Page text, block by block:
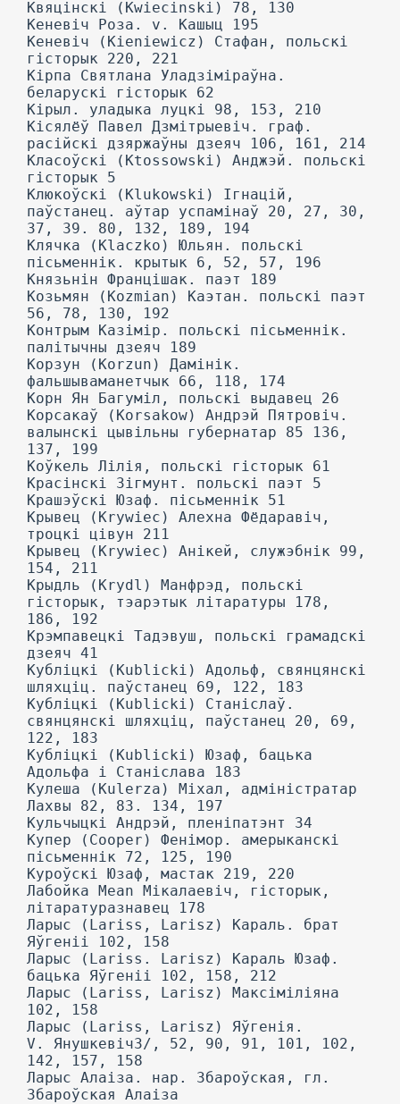
Квяцінскі (Kwiecinski) 78, 130
Кеневіч Роза. v. Кашыц 195
Кеневіч (Kieniewicz) Стафан, польскі
гісторык 220, 221
Кірпа Святлана Уладзіміраўна.
беларускі гісторык 62
Кірыл. уладыка луцкі 98, 153, 210
Кісялёў Павел Дзмітрыевіч. граф.
расійскі дзяржаўны дзеяч 106, 161, 214
Класоўскі (Ktossowski) Анджэй. польскі
гісторык 5
Клюкоўскі (Klukowski) Ігнацій,
паўстанец. аўтар успамінаў 20, 27, 30,
37, 39. 80, 132, 189, 194
Клячка (Klaczko) Юльян. польскі
пісьменнік. крытык 6, 52, 57, 196
Князьнін Францішак. паэт 189
Козьмян (Kozmian) Каэтан. польскі паэт
56, 78, 130, 192
Контрым Казімір. польскі пісьменнік.
палітычны дзеяч 189
Корзун (Korzun) Дамінік.
фальшываманетчык 66, 118, 174
Корн Ян Багуміл, польскі выдавец 26
Корсакаў (Korsakow) Андрэй Пятровіч.
валынскі цывільны губернатар 85 136,
137, 199
Коўкель Лілія, польскі гісторык 61
Красінскі Зігмунт. польскі паэт 5
Крашэўскі Юзаф. пісьменнік 51
Крывец (Krywiec) Алехна Фёдаравіч,
троцкі цівун 211
Крывец (Krywiec) Анікей, служэбнік 99,
154, 211
Крыдль (Krydl) Манфрэд, польскі
гісторык, тэарэтык літаратуры 178,
186, 192
Крэмпавецкі Тадэвуш, польскі грамадскі
дзеяч 41
Кубліцкі (Kublicki) Адольф, свянцянскі
шляхціц. паўстанец 69, 122, 183
Кубліцкі (Kublicki) Станіслаў.
свянцянскі шляхціц, паўстанец 20, 69,
122, 183
Кубліцкі (Kublicki) Юзаф, бацька
Адольфа і Станіслава 183
Кулеша (Kulerza) Міхал, адміністратар
Лахвы 82, 83. 134, 197
Кульчыцкі Андрэй, пленіпатэнт 34
Купер (Cooper) Фенімор. амерыканскі
пісьменнік 72, 125, 190
Куроўскі Юзаф, мастак 219, 220
Лабойка Mean Мікалаевіч, гісторык,
літаратуразнавец 178
Ларыс (Lariss, Larisz) Караль. брат
Яўгеніі 102, 158
Ларыс (Lariss. Larisz) Караль Юзаф.
бацька Яўгеніі 102, 158, 212
Ларыс (Lariss, Larisz) Максіміліяна
102, 158
Ларыс (Lariss, Larisz) Яўгенія.
V. ЯнушкевічЗ/, 52, 90, 91, 101, 102,
142, 157, 158
Ларыс Алаіза. нар. Збароўская, гл.
Збароўская Алаіза